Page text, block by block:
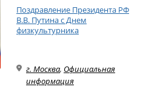
Поздравление Президента РФ
В.В. Путина с Днем
физкультурника
г. Москва, Официальная
информация